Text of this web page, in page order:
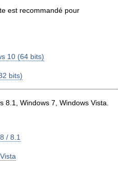
est recommandé pour
10 (64 bits)
bits)
8.1, Windows 7, Windows Vista.
/ 8.1